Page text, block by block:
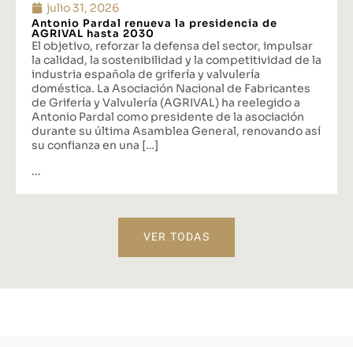
julio 31, 2026
Antonio Pardal renueva la presidencia de
AGRIVAL hasta 2030
El objetivo, reforzar la defensa del sector, impulsar
la calidad, la sostenibilidad y la competitividad de la
industria española de grifería y valvulería
doméstica. La Asociación Nacional de Fabricantes
de Grifería y Valvulería (AGRIVAL) ha reelegido a
Antonio Pardal como presidente de la asociación
durante su última Asamblea General, renovando así
su confianza en una […]
...
VER TODAS